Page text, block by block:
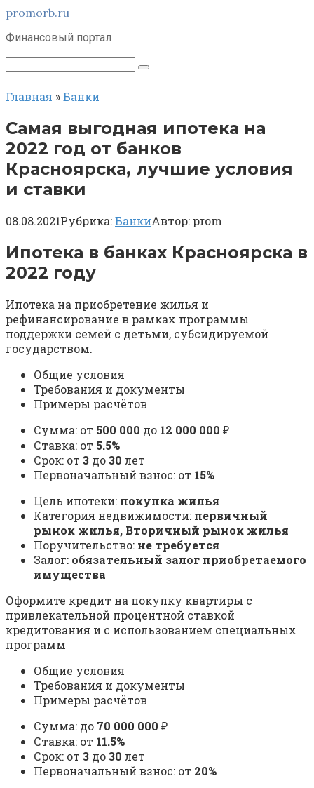
Перейти
контенту
promorb.ru
Финансовый портал
Поиск:
Главная »Банки
Самая выгодная ипотека на
2022 год от банков
Красноярска, лучшие условия
и ставки
08.08.2021Рубрика:БанкиАвтор: prom
Ипотека в банках Красноярска в
2022 году
Ипотека на приобретение жилья и
рефинансирование в рамках программы
поддержки семей с детьми, субсидируемой
государством.
Общие условия
Требования и документы
Примеры расчётов
Сумма: от 500 000 до 12 000 000 ₽
Ставка: от 5.5%
Срок: от 3 до30 лет
Первоначальный взнос: от 15%
Цель ипотеки: покупка жилья
Категория недвижимости: первичный
рынок жилья, Вторичный рынок жилья
Поручительство: не требуется
Залог: обязательный залог приобретаемого
имущества
Оформите кредит на покупку квартиры с
привлекательной процентной ставкой
кредитования и с использованием специальных
программ
Общие условия
Требования и документы
Примеры расчётов
Сумма: до 70 000 000 ₽
Ставка: от 11.5%
Срок: от 3 до30 лет
Первоначальный взнос: от 20%